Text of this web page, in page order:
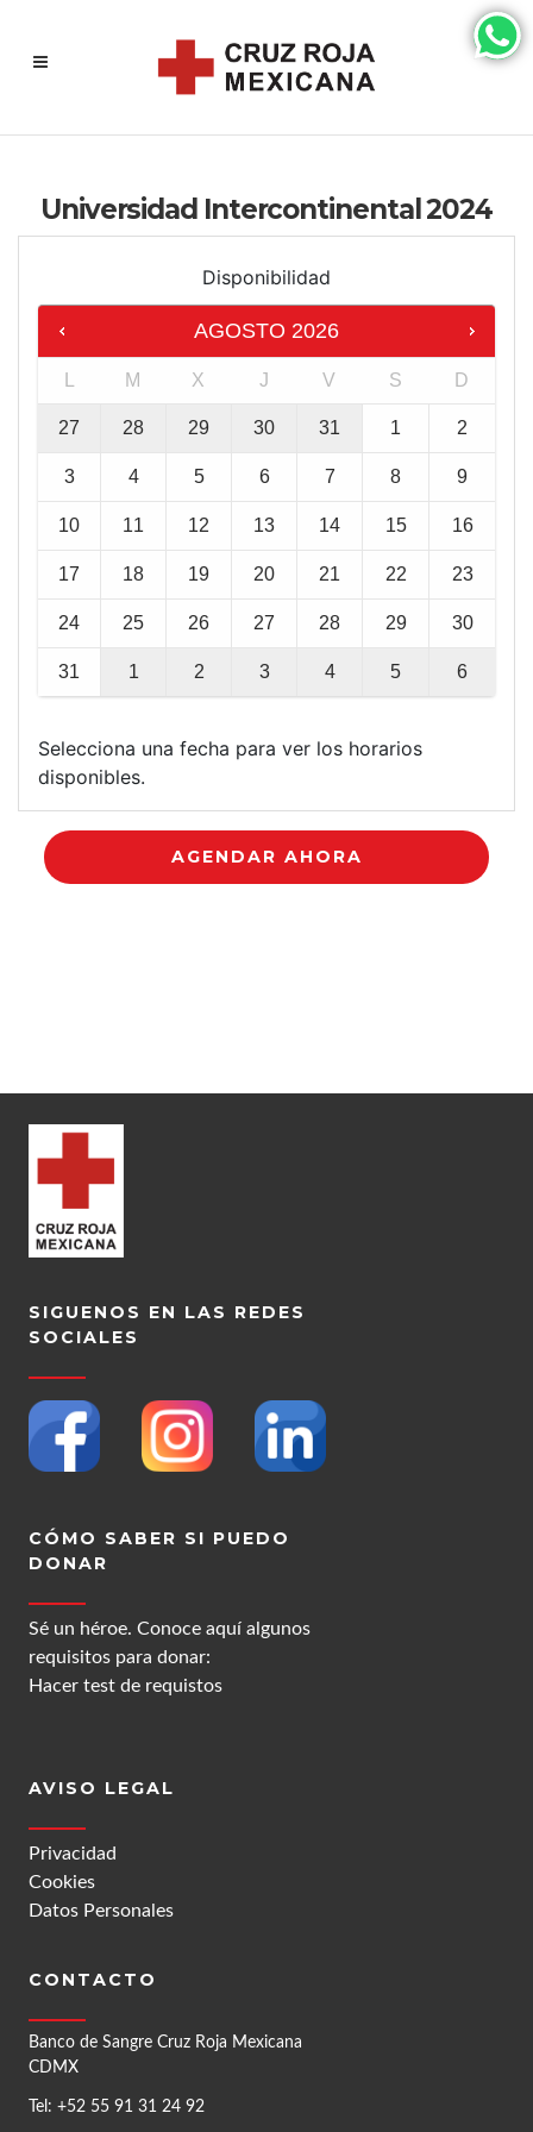
Universidad Intercontinental 2024
Disponibilidad
AGOSTO 2026
M X J V S D
27 28 29 30 31 1 2
3 4 5 6 7 8 9
10 11 12 13 14 15 16
17 18 19 20 21 22 23
24 25 26 27 28 29 30
31 1 2 3 4 5 6
Selecciona una fecha para ver los horarios
disponibles.
AGENDAR AHORA
SIGUENOS EN LAS REDES
SOCIALES
CÓMO SABER SI PUEDO
DONAR
Sé un héroe. Conoce aquí algunos
requisitos para donar:
Hacer test de requistos
AVISO LEGAL
Privacidad
Cookies
Datos Personales
CONTACTO
Banco de Sangre Cruz Roja Mexicana
CDMX
Tel: +52 55 91 31 24 92